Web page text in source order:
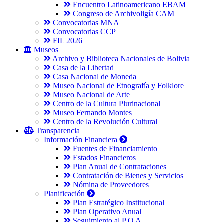
Encuentro Latinoamericano EBAM
Congreso de Archivoligía CAM
Convocatorias MNA
Convocatorias CCP
FIL 2026
Museos
Archivo y Biblioteca Nacionales de Bolivia
Casa de la Libertad
Casa Nacional de Moneda
Museo Nacional de Etnografía y Folklore
Museo Nacional de Arte
Centro de la Cultura Plurinacional
Museo Fernando Montes
Centro de la Revolución Cultural
Transparencia
Información Financiera
Fuentes de Financiamiento
Estados Financieros
Plan Anual de Contrataciones
Contratación de Bienes y Servicios
Nómina de Proveedores
Planificación
Plan Estratégico Institucional
Plan Operativo Anual